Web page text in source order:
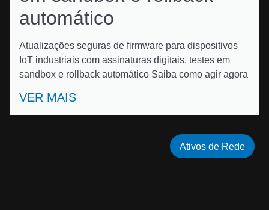
automático
Atualizações seguras de firmware para dispositivos
IoT industriais com assinaturas digitais, testes em
sandbox e rollback automático Saiba como agir agora
VER MAIS
Ativos de Rede